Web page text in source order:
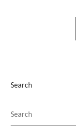
Search